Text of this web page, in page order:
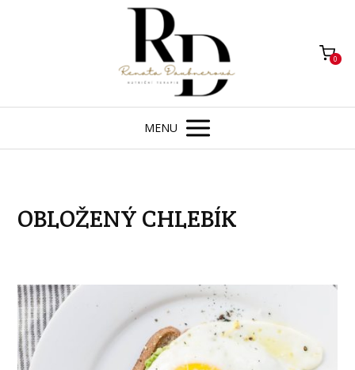
0
MENU
OBLOŽENÝ CHLEBÍK